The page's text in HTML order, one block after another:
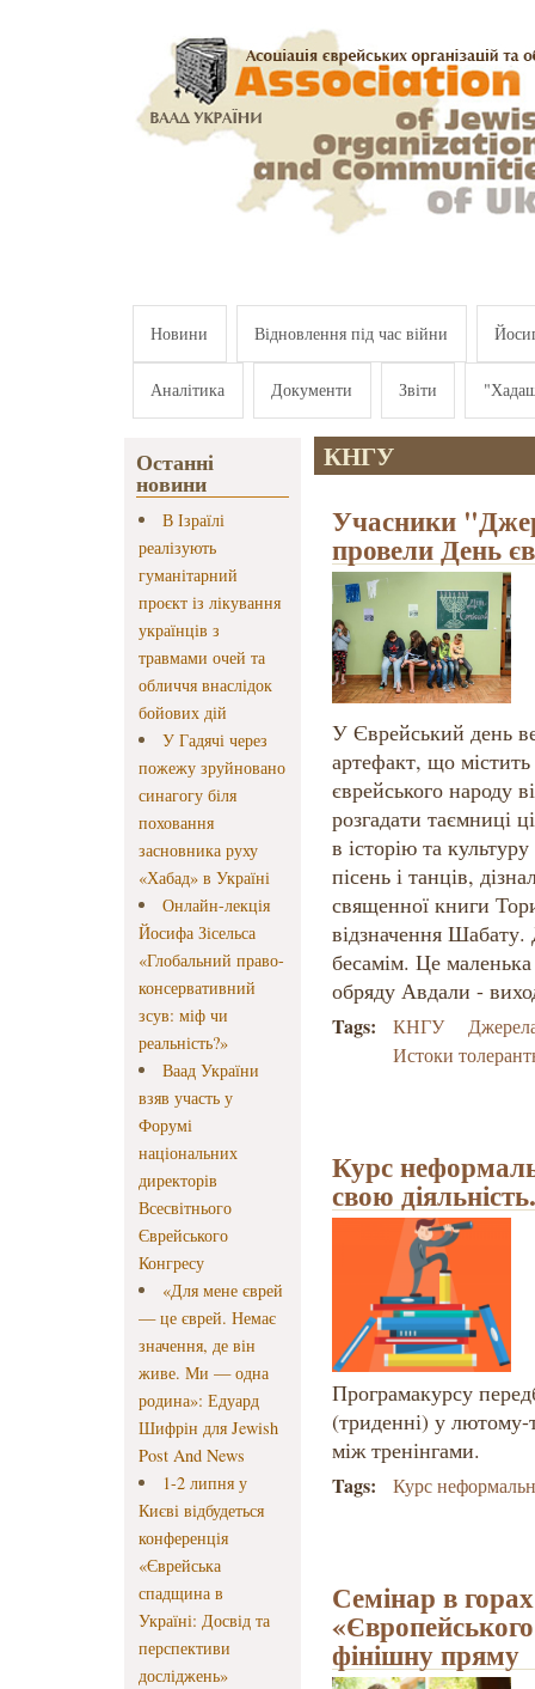
Новини Відновлення під час війни
Аналітика Документи Звіти
Останні
новини
В Ізраїлі
реалізують
гуманітарний
проєкт із лікування
українців з
травмами очей та
обличчя внаслідок
бойових дій
У Гадячі через
пожежу зруйновано
синагогу біля
поховання
засновника руху
«Хабад» в Україні
Онлайн-лекція
Йосифа Зісельса
«Глобальний право-
консервативний
зсув: міф чи
реальність?»
Ваад України
взяв участь у
Форумі
національних
директорів
Всесвітнього
Єврейського
Конгресу
«Для мене єврей
— це єврей. Немає
значення, де він
живе. Ми — одна
родина»: Едуард
Шифрін для Jewish
Post And News
1-2 липня у
Києві відбудеться
конференція
«Єврейська
спадщина в
Україні: Досвід та
перспективи
досліджень»
КНГУ
Учасники
провели День
У Єврейський день
артефакт, що
єврейського народу
розгадати таємниці
в історію та
пісень і танців,
священної книги
відзначення Шабату.
бесамім. Це
обряду Авдали -
Tags: КНГУ
Истоки
Курс
свою
Програмакурсу
(триденні) у лютому-
між тренінгами.
Tags: Курс
Семінар в
фінішну пряму